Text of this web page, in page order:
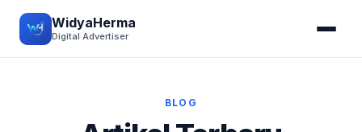
WidyaHerma
Digital Advertiser
BLOG